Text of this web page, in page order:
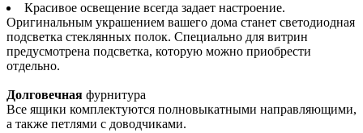
Красивое освещение всегда задает настроение.
Оригинальным украшением вашего дома станет светодиодная
подсветка стеклянных полок. Специально для витрин
предусмотрена подсветка, которую можно приобрести
отдельно.
Долговечная фурнитура
Все ящики комплектуются полновыкатными направляющими,
а также петлями с доводчиками.